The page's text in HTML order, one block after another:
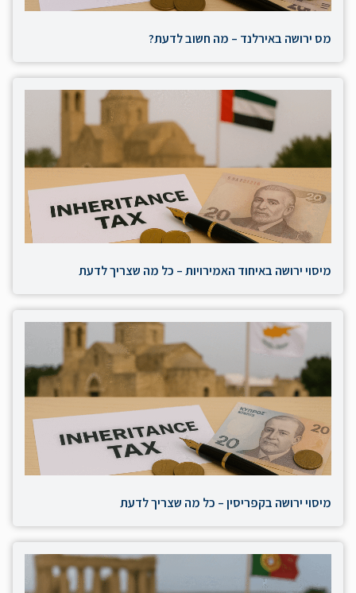
מס ירושה באירלנד – מה חשוב לדעת?
מיסוי ירושה באיחוד האמירויות – כל מה שצריך לדעת
מיסוי ירושה בקפריסין – כל מה שצריך לדעת